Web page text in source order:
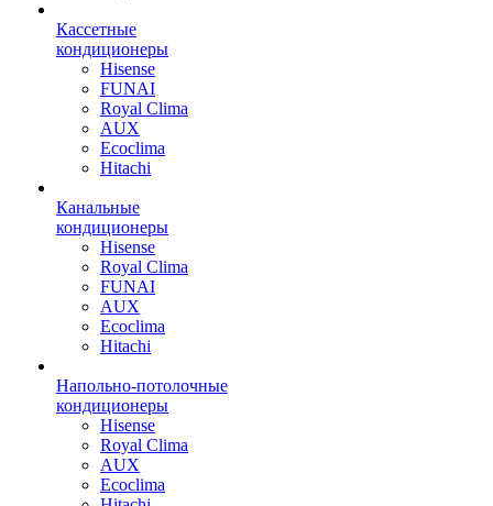
Кассетные
кондиционеры
Hisense
FUNAI
Royal Clima
AUX
Ecoclima
Hitachi
Канальные
кондиционеры
Hisense
Royal Clima
FUNAI
AUX
Ecoclima
Hitachi
Напольно-потолочные
кондиционеры
Hisense
Royal Clima
AUX
Ecoclima